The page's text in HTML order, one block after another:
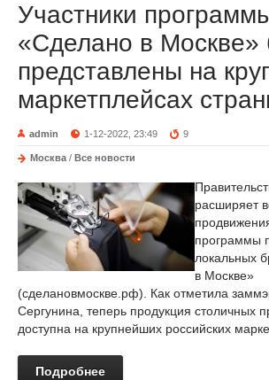
Участники
«Сделано в Москве»
представлены на
маркетплейсах
admin 1-12-2022, 23:49 9
Москва / Все новости
расширяет
программы
локальных
в Москве»
(сделановмоскве.рф). Как отметила
Сергунина, теперь продукция столичных
доступна на крупнейших российских
Подробнее